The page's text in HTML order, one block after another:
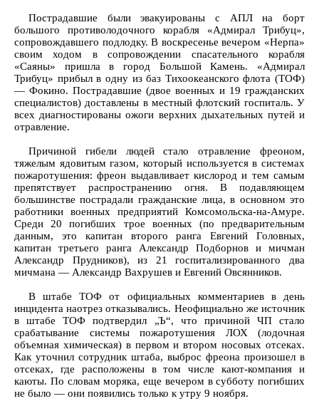
Пострадавшие были эвакуированы с АПЛ на борт
большого противолодочного корабля «Адмирал Трибуц»,
сопровождавшего подлодку. В воскресенье вечером «Нерпа»
своим ходом в сопровождении спасательного корабля
«Саяны» пришла в город Большой Камень. «Адмирал
Трибуц» прибыл в одну из баз Тихоокеанского флота (ТОФ)
— Фокино. Пострадавшие (двое военных и 19 гражданских
специалистов) доставлены в местный флотский госпиталь. У
всех диагностированы ожоги верхних дыхательных путей и
отравление.
Причиной гибели людей стало отравление фреоном,
тяжелым ядовитым газом, который используется в системах
пожаротушения: фреон выдавливает кислород и тем самым
препятствует распространению огня. В подавляющем
большинстве пострадали гражданские лица, в основном это
работники военных предприятий Комсомольска-на-Амуре.
Среди 20 погибших трое военных (по предварительным
данным, это капитан второго ранга Евгений Головных,
капитан третьего ранга Александр Подборнов и мичман
Александр Прудников), из 21 госпитализированного два
мичмана — Александр Вахрушев и Евгений Овсянников.
В штабе ТОФ от официальных комментариев в день
инцидента наотрез отказывались. Неофициально же источник
в штабе ТОФ подтвердил „Ъ“, что причиной ЧП стало
срабатывание системы пожаротушения ЛОХ (лодочная
объемная химическая) в первом и втором носовых отсеках.
Как уточнил сотрудник штаба, выброс фреона произошел в
отсеках, где расположены в том числе кают-компания и
каюты. По словам моряка, еще вечером в субботу погибших
не было — они появились только к утру 9 ноября.